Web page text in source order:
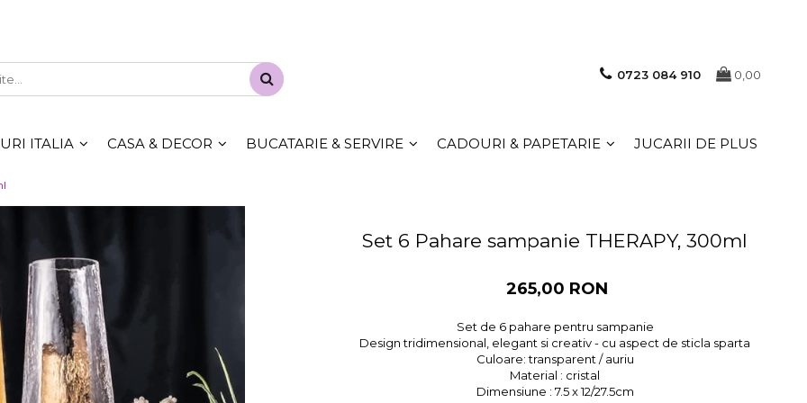
0723 084 910 0,00
ITALIA CASA & DECOR BUCATARIE & SERVIRE CADOURI & PAPETARIE JUCARII DE PLUS
Set 6 Pahare sampanie THERAPY, 300ml
265,00 RON
Set de 6 pahare pentru sampanie
Design tridimensional, elegant si creativ - cu aspect de sticla sparta
Culoare: transparent / auriu
Material : cristal
Dimensiune : 7.5 x 12/27.5cm